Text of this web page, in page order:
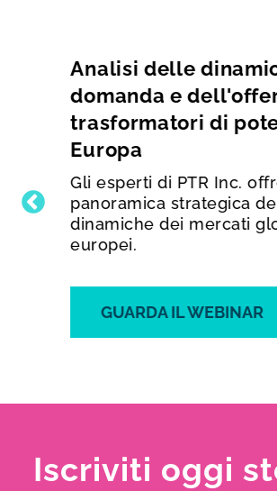
Analisi delle
domanda e
trasformatori di
Europa
Gli esperti di PTR Inc.
panoramica strategica delle
dinamiche dei mercati
europei.
GUARDA IL WEBINAR
Iscriviti oggi